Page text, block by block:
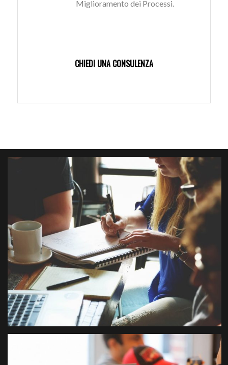
Miglioramento dei Processi.
CHIEDI UNA CONSULENZA